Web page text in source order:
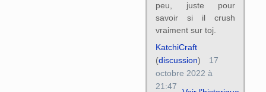
peu, juste pour
savoir si il crush
vraiment sur toj.
KatchiCraft
(discussion)
17
octobre 2022 à
21:47